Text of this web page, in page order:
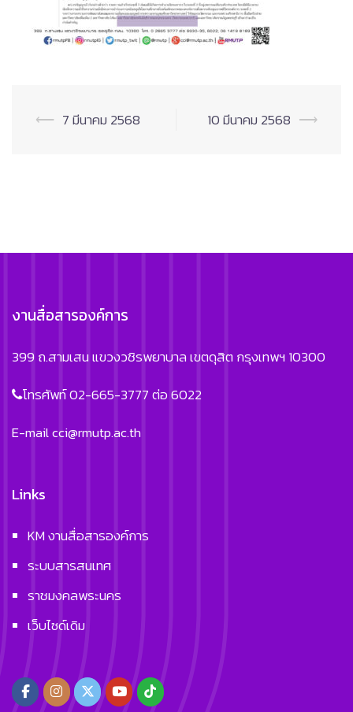
Post
⟵ 7 มีนาคม 2568 10 มีนาคม 2568 ⟶
งานสื่อสารองค์การ
399 ถ.สามเสน แขวงวชิรพยาบาล เขตดุสิต กรุงเทพฯ 10300
โทรศัพท์ 02-665-3777 ต่อ 6022
E-mailcci@rmutp.ac.th
Links
KM งานสื่อสารองค์การ
ระบบสารสนเทศ
ราชมงคลพระนคร
เว็บไซด์เดิม